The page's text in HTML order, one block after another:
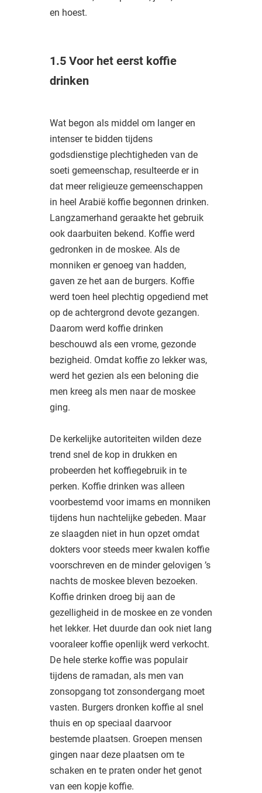
en hoest.
1.5 Voor het eerst koffie
drinken
Wat begon als middel om langer en
intenser te bidden tijdens
godsdienstige plechtigheden van de
soeti gemeenschap, resulteerde er in
dat meer religieuze gemeenschappen
in heel Arabië koffie begonnen drinken.
Langzamerhand geraakte het gebruik
ook daarbuiten bekend. Koffie werd
gedronken in de moskee. Als de
monniken er genoeg van hadden,
gaven ze het aan de burgers. Koffie
werd toen heel plechtig opgediend met
op de achtergrond devote gezangen.
Daarom werd koffie drinken
beschouwd als een vrome, gezonde
bezigheid. Omdat koffie zo lekker was,
werd het gezien als een beloning die
men kreeg als men naar de moskee
ging.
De kerkelijke autoriteiten wilden deze
trend snel de kop in drukken en
probeerden het koffiegebruik in te
perken. Koffie drinken was alleen
voorbestemd voor imams en monniken
tijdens hun nachtelijke gebeden. Maar
ze slaagden niet in hun opzet omdat
dokters voor steeds meer kwalen koffie
voorschreven en de minder gelovigen ’s
nachts de moskee bleven bezoeken.
Koffie drinken droeg bij aan de
gezelligheid in de moskee en ze vonden
het lekker. Het duurde dan ook niet lang
vooraleer koffie openlijk werd verkocht.
De hele sterke koffie was populair
tijdens de ramadan, als men van
zonsopgang tot zonsondergang moet
vasten. Burgers dronken koffie al snel
thuis en op speciaal daarvoor
bestemde plaatsen. Groepen mensen
gingen naar deze plaatsen om te
schaken en te praten onder het genot
van een kopje koffie.